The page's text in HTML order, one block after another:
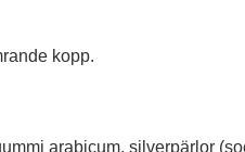
kopp.
arabicum, silverpärlor